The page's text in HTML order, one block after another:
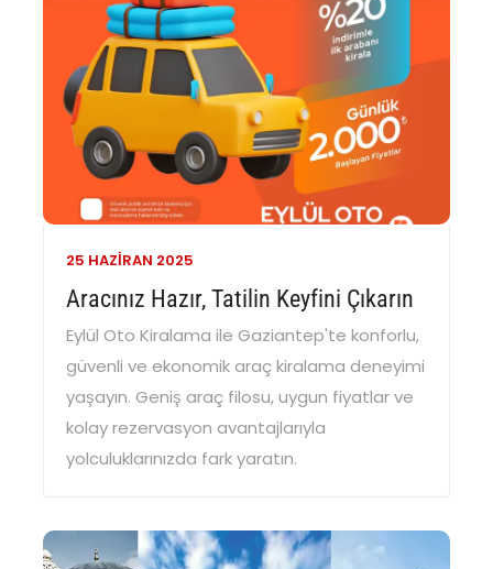
25 HAZIRAN 2025
Aracınız Hazır, Tatilin Keyfini Çıkarın
Eylül Oto Kiralama ile Gaziantep'te konforlu,
güvenli ve ekonomik araç kiralama deneyimi
yaşayın. Geniş araç filosu, uygun fiyatlar ve
kolay rezervasyon avantajlarıyla
yolculuklarınızda fark yaratın.